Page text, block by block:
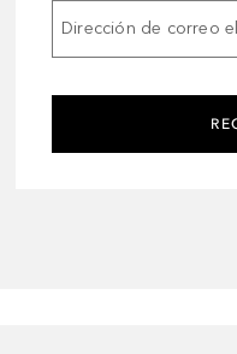
Dirección de correo